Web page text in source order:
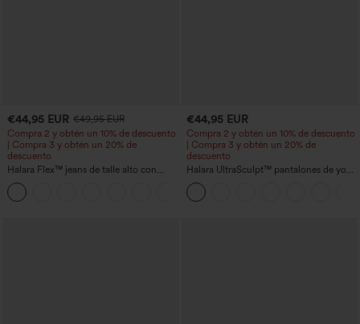
€44,95 EUR €49,95 EUR
Compra 2 y obtén un 10% de descuento
| Compra 3 y obtén un 20% de
descuento
Halara Flex™ jeans de talle alto con
bolsillos, dobladillo enrollado, pierna
ancha y efecto lavado, estilo casual
€44,95 EUR
Compra 2 y obtén un 10% de descuento
| Compra 3 y obtén un 20% de
descuento
Halara UltraSculpt™ pantalones de yoga
holgados de talle alto con control
abdominal, rayas color block y bolsillos